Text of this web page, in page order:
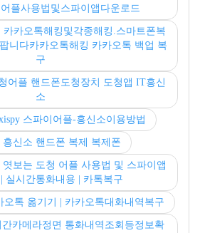
플사용법및스파이앱다운로드
카카오톡해킹및각종해킹.스마트폰복
니다카카오톡해킹 카카오톡 백업 복
구
어플 핸드폰도청장치 도청앱 IT흥신
소
스파이어플-흥신소이용방법
흥신소 핸드폰 복제 복제폰
보는 도청 어플 사용법 및 스파이앱
실시간통화내용 | 카톡복구
오톡 옮기기 | 카카오톡대화내역복구
카메라정면 통화내역조회등정보확